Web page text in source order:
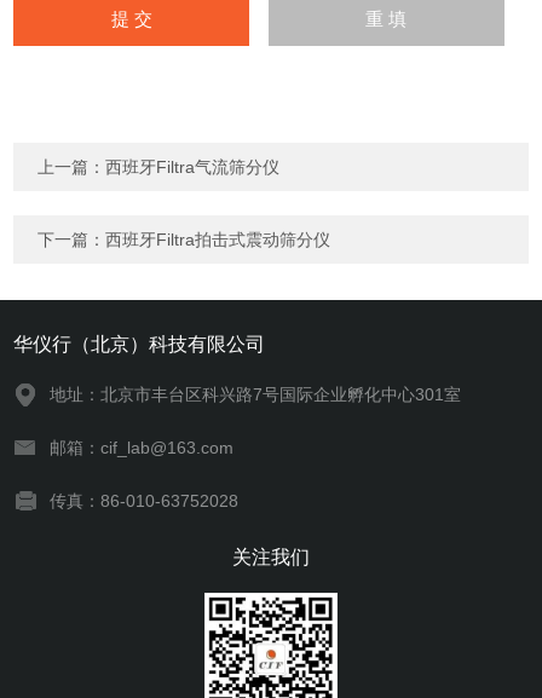
上一篇：西班牙Filtra气流筛分仪
下一篇：西班牙Filtra拍击式震动筛分仪
华仪行（北京）科技有限公司
地址：北京市丰台区科兴路7号国际企业孵化中心301室
邮箱：cif_lab@163.com
传真：86-010-63752028
关注我们